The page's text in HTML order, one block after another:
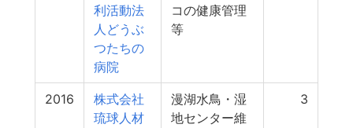
利活動法
人どうぶ
つたちの
病院
コの健康管理
等
2016
株式会社
琉球人材
漫湖水鳥・湿
地センター維
3